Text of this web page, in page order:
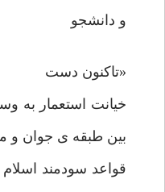
و دانشجو
«تاکنون دست
خیانت استعمار به
بین طبقه ی جوان و
قواعد سودمند